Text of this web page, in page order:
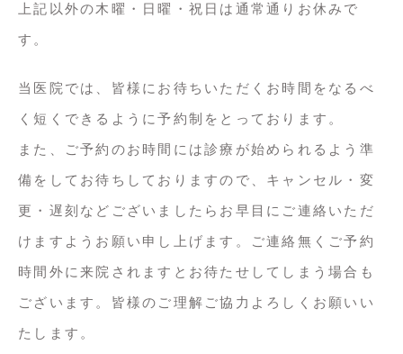
上記以外の木曜・日曜・祝日は通常通りお休みで
す。
当医院では、皆様にお待ちいただくお時間をなるべ
く短くできるように予約制をとっております。
また、ご予約のお時間には診療が始められるよう準
備をしてお待ちしておりますので、キャンセル・変
更・遅刻などございましたらお早目にご連絡いただ
けますようお願い申し上げます。ご連絡無くご予約
時間外に来院されますとお待たせしてしまう場合も
ございます。皆様のご理解ご協力よろしくお願いい
たします。